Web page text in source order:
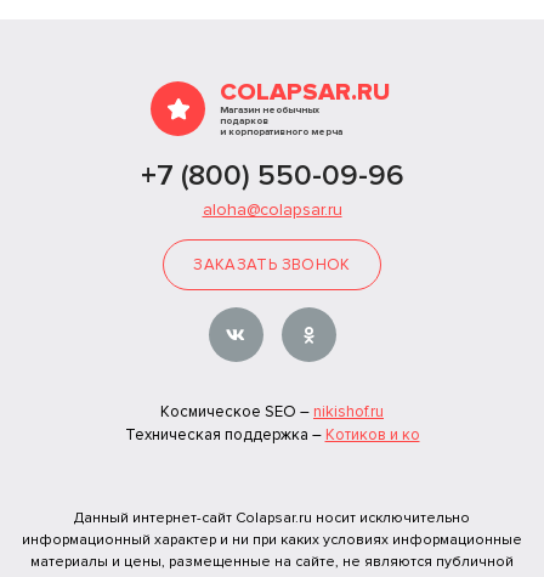
COLAPSAR.RU
Магазин необычных
подарков
и корпоративного мерча
+7 (800) 550-09-96
aloha@colapsar.ru
ЗАКАЗАТЬ ЗВОНОК
Космическое SEO – nikishof.ru
Техническая поддержка – Котиков и ко
Данный интернет-сайт Colapsar.ru носит исключительно
информационный характер и ни при каких условиях информационные
материалы и цены, размещенные на сайте, не являются публичной